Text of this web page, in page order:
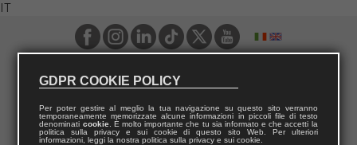
IT
GDPR COOKIE POLICY
Per poter gestire al meglio la tua navigazione su questo sito verranno
temporaneamente memorizzate alcune informazioni in piccoli file di testo
denominati cookie. È molto importante che tu sia informato e che accetti la
politica sulla privacy e sui cookie di questo sito Web. Per ulteriori
informazioni, leggi la nostra politica sulla privacy e sui cookie.